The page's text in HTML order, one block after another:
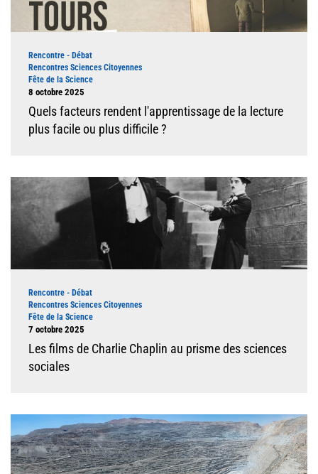
Type d'événement
Rencontre - Débat
Rencontres Sciences Citoyennes
Fête de la Science
Dates
8 octobre 2025
Quels facteurs rendent l'apprentissage de la lecture
plus facile ou plus difficile ?
Illustration
Type d'événement
Rencontre - Débat
Rencontres Sciences Citoyennes
Fête de la Science
Dates
7 octobre 2025
Les films de Charlie Chaplin au prisme des sciences
sociales
Illustration